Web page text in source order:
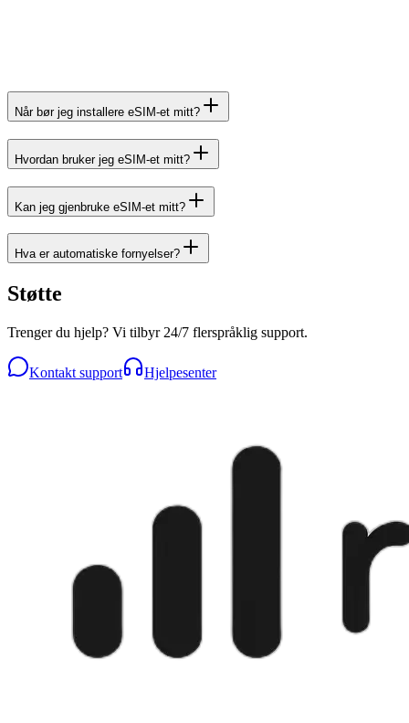
Når bør jeg installere eSIM-et mitt?
Hvordan bruker jeg eSIM-et mitt?
Kan jeg gjenbruke eSIM-et mitt?
Hva er automatiske fornyelser?
Støtte
Trenger du hjelp? Vi tilbyr 24/7 flerspråklig support.
Kontakt support Hjelpesenter